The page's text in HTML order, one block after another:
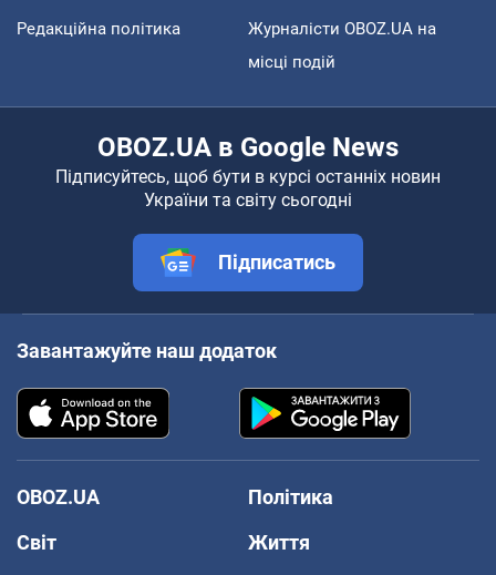
Редакційна політика
Журналісти OBOZ.UA на
місці подій
OBOZ.UA в Google News
Підписуйтесь, щоб бути в курсі останніх новин
України та світу сьогодні
Підписатись
Завантажуйте наш додаток
OBOZ.UA
Політика
Світ
Життя